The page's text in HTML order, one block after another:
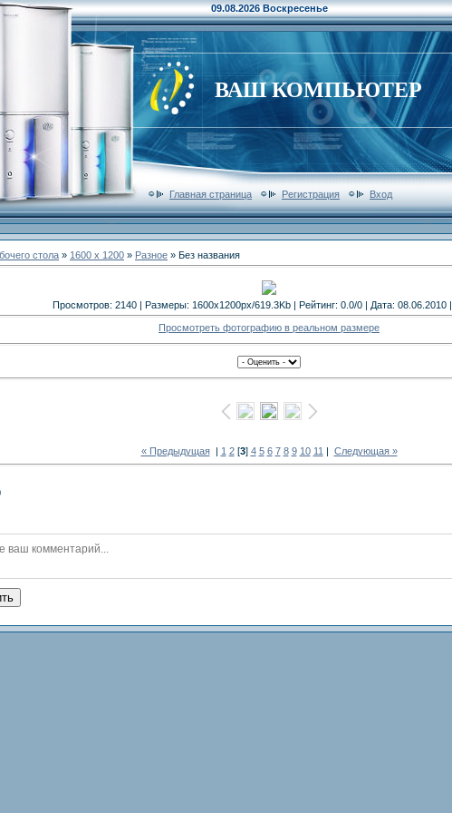
09.08.2026 Воскресенье
ВАШ КОМПЬЮТЕР
Главная страница Регистрация Вход
стола » 1600 x 1200 » Разное » Без названия
Просмотров: 2140 | Размеры: 1600x1200px/619.3Kb | Рейтинг: 0.0/0 | Дата: 08.06.2010 |
Просмотреть фотографию в реальном размере
« Предыдущая| 1 2[3] 4 5 6 7 8 9 10 11 | Следующая »